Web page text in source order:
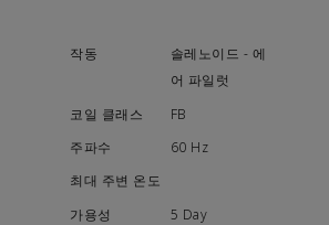
솔레노이드 - 에
어 파일럿
FB
60 Hz
5 Day